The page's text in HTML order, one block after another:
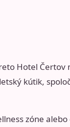
Hotel
kútik,
zóne